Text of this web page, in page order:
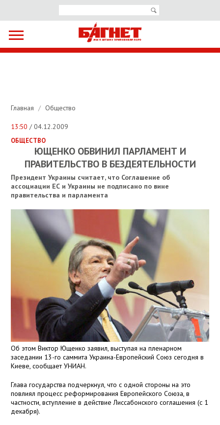
Главная / Общество
13:50 / 04.12.2009
ОБЩЕСТВО
ЮЩЕНКО ОБВИНИЛ ПАРЛАМЕНТ И
ПРАВИТЕЛЬСТВО В БЕЗДЕЯТЕЛЬНОСТИ
Президент Украины считает, что Соглашение об
ассоциации ЕС и Украины не подписано по вине
правительства и парламента
Об этом Виктор Ющенко заявил, выступая на пленарном
заседании 13-го саммита Украина-Европейский Союз сегодня в
Киеве, сообщает УНИАН.
Глава государства подчеркнул, что с одной стороны на это
повлиял процесс реформирования Европейского Союза, в
частности, вступление в действие Лиссабонского соглашения (с 1
декабря).